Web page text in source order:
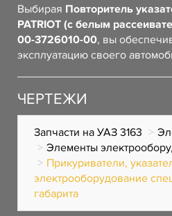
Выбирая Повторитель
PATRIOT (с белым
00-3726010-00, вы
эксплуатацию своего
ЧЕРТЕЖИ
Запчасти на УАЗ 3163
Элементы
Прикуриватели,
электрооборудование
габарита